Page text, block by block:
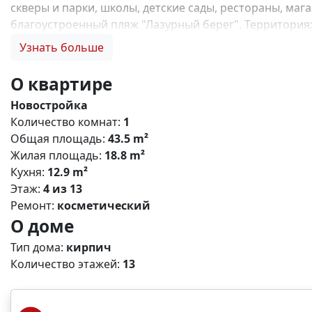
скверы и парки, школы, детские сады, рестораны,
благоустроенный пляж "Лазурный берег".
любимых блюд -уютное дизайнерское лобби,
зонированием по возрастам Преимущества ЖК: -
собственная котельная - продуманные планировки
Льготная ипотека на покупку квартиры в г
Мариуполя. Цены напрямую от застройщика.
работаем по всему Крыму и Мариуполю! Звоните,
купить квартиру под семейную ипотеку, купить
купить квартиру без отделки, инвестиции в
Узнать больше
О квартире
Новостройка
Количество комнат: 1
Общая площадь: 43.5 m²
Жилая площадь: 18.8 m²
Кухня: 12.9 m²
Этаж: 4 из 13
Ремонт: косметический
О доме
Тип дома: кирпич
Количество этажей: 13